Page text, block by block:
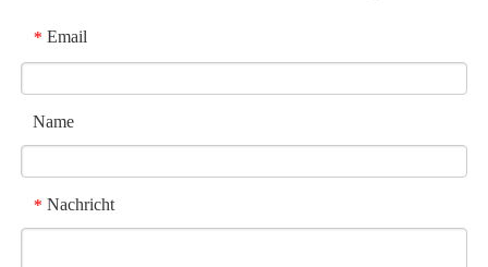
* Email
Name
* Nachricht